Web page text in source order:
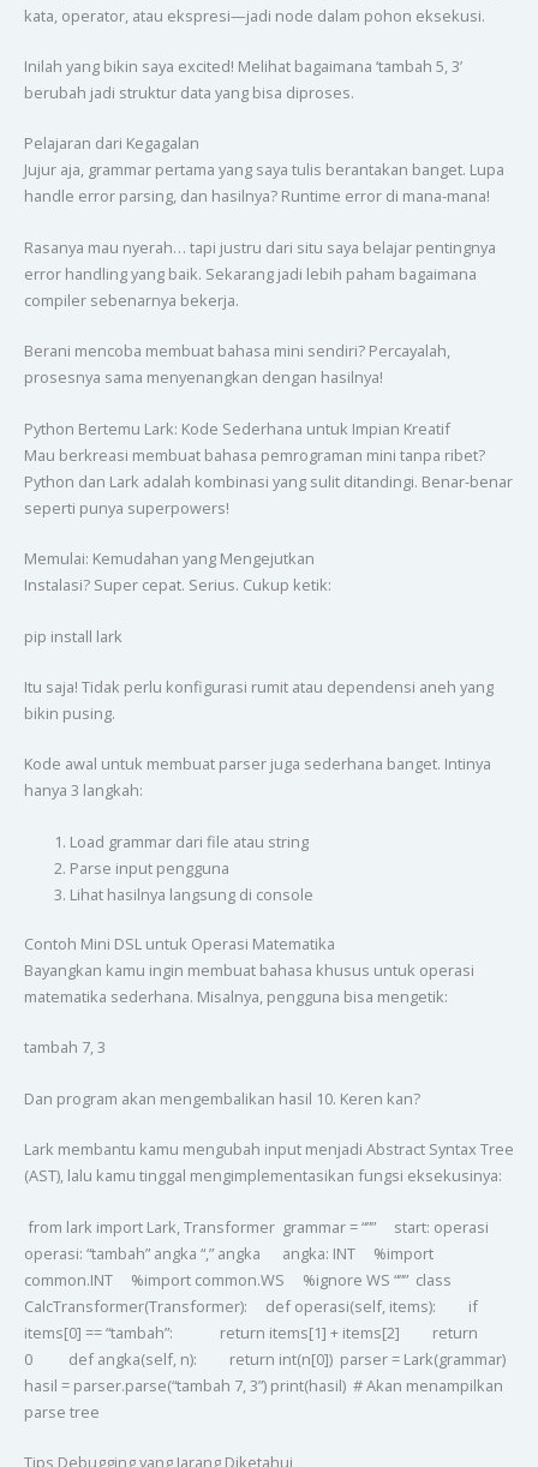
kata, operator, atau ekspresi—jadi node dalam pohon eksekusi.
Inilah yang bikin saya excited! Melihat bagaimana ‘tambah 5, 3’
berubah jadi struktur data yang bisa diproses.
Pelajaran dari Kegagalan
Jujur aja, grammar pertama yang saya tulis berantakan banget. Lupa
handle error parsing, dan hasilnya? Runtime error di mana-mana!
Rasanya mau nyerah… tapi justru dari situ saya belajar pentingnya
error handling yang baik. Sekarang jadi lebih paham bagaimana
compiler sebenarnya bekerja.
Berani mencoba membuat bahasa mini sendiri? Percayalah,
prosesnya sama menyenangkan dengan hasilnya!
Python Bertemu Lark: Kode Sederhana untuk Impian Kreatif
Mau berkreasi membuat bahasa pemrograman mini tanpa ribet?
Python dan Lark adalah kombinasi yang sulit ditandingi. Benar-benar
seperti punya superpowers!
Memulai: Kemudahan yang Mengejutkan
Instalasi? Super cepat. Serius. Cukup ketik:
pip install lark
Itu saja! Tidak perlu konfigurasi rumit atau dependensi aneh yang
bikin pusing.
Kode awal untuk membuat parser juga sederhana banget. Intinya
hanya 3 langkah:
Load grammar dari file atau string
Parse input pengguna
Lihat hasilnya langsung di console
Contoh Mini DSL untuk Operasi Matematika
Bayangkan kamu ingin membuat bahasa khusus untuk operasi
matematika sederhana. Misalnya, pengguna bisa mengetik:
tambah 7, 3
Dan program akan mengembalikan hasil 10. Keren kan?
Lark membantu kamu mengubah input menjadi Abstract Syntax Tree
(AST), lalu kamu tinggal mengimplementasikan fungsi eksekusinya:
from lark import Lark, Transformer grammar = “”” start: operasi
operasi: “tambah” angka “,” angka angka: INT %import
common.INT %import common.WS %ignore WS “”” class
CalcTransformer(Transformer): def operasi(self, items): if
items[0] == “tambah”: return items[1] + items[2] return
0 def angka(self, n): return int(n[0]) parser = Lark(grammar)
hasil = parser.parse(“tambah 7, 3”) print(hasil) # Akan menampilkan
parse tree
Tips Debugging yang Jarang Diketahui